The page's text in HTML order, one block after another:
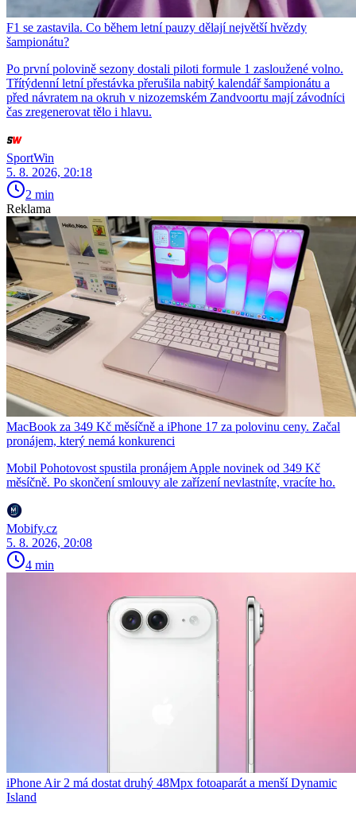
F1 se zastavila. Co během letní pauzy dělají největší hvězdy
šampionátu?
Po první polovině sezony dostali piloti formule 1 zasloužené volno.
Třítýdenní letní přestávka přerušila nabitý kalendář šampionátu a
před návratem na okruh v nizozemském Zandvoortu mají závodníci
čas zregenerovat tělo i hlavu.
SportWin
5. 8. 2026, 20:18
2 min
Reklama
MacBook za 349 Kč měsíčně a iPhone 17 za polovinu ceny. Začal
pronájem, který nemá konkurenci
Mobil Pohotovost spustila pronájem Apple novinek od 349 Kč
měsíčně. Po skončení smlouvy ale zařízení nevlastníte, vracíte ho.
Mobify.cz
5. 8. 2026, 20:08
4 min
iPhone Air 2 má dostat druhý 48Mpx fotoaparát a menší Dynamic
Island